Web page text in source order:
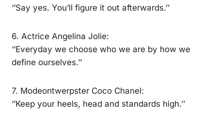
‘’Say yes. You’ll figure it out afterwards.’’
6. Actrice Angelina Jolie:
‘’Everyday we choose who we are by how we
define ourselves.’’
7. Modeontwerpster Coco Chanel:
‘’Keep your heels, head and standards high.’’